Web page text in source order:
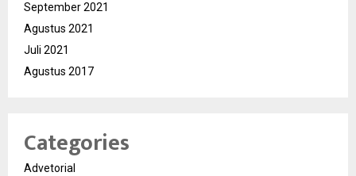
September 2021
Agustus 2021
Juli 2021
Agustus 2017
Categories
Advetorial